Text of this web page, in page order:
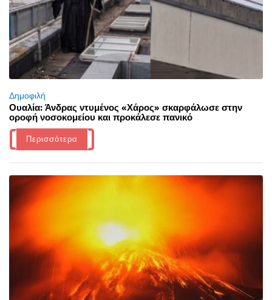
Δημοφιλή
Ουαλία: Άνδρας ντυμένος «Χάρος» σκαρφάλωσε στην
οροφή νοσοκομείου και προκάλεσε πανικό
Περισσότερα